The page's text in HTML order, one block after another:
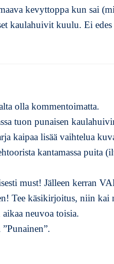
kevyttoppa kun sai
kaulahuivit kuulu. Ei
olla kommentoimatta.
tuon punaisen
kaipaa lisää vaihtelua
kantamassa puita
must! Jälleen kerran
Tee käsikirjoitus, niin kai
neuvoa toisia.